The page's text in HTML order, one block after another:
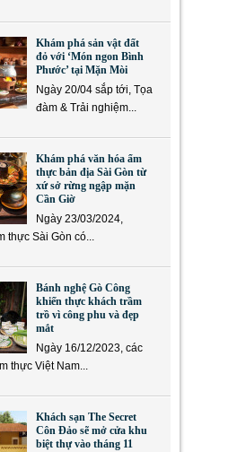
Khám phá sản vật đất
đỏ với ‘Món ngon Bình
Phước’ tại Mặn Mòi
Ngày 20/04 sắp tới, Tọa
đàm & Trải nghiệm...
Khám phá văn hóa ẩm
thực bản địa Sài Gòn từ
xứ sở rừng ngập mặn
Cần Giờ
Ngày 23/03/2024,
thực Sài Gòn có...
Bánh nghệ Gò Công
khiến thực khách trầm
trồ vì công phu và đẹp
mắt
Ngày 16/12/2023, các
thực Việt Nam...
Khách sạn The Secret
Côn Đảo sẽ mở cửa khu
biệt thự vào tháng 11